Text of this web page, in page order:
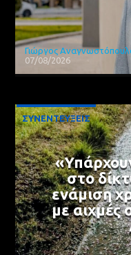
Γιώργος
07/08/2026
ΣΥΝΕΝΤΕΥΞΕΙΣ
στο
ενάμιση
με αιχμές